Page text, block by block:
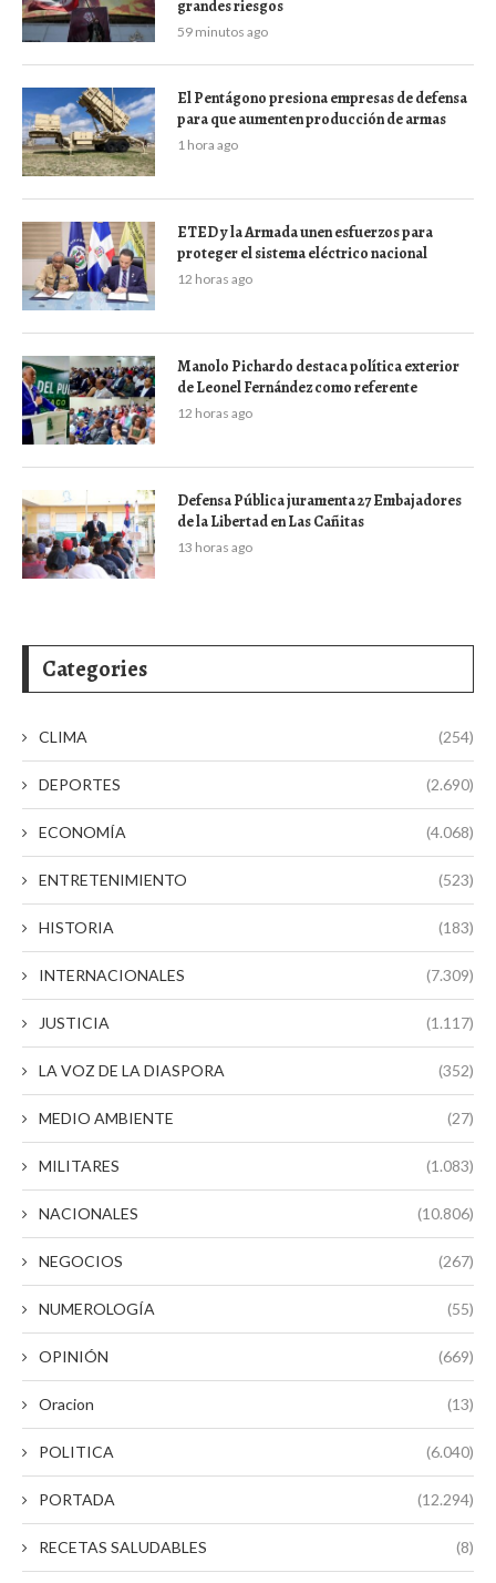
grandes riesgos
59 minutos ago
El Pentágono presiona empresas de defensa
para que aumenten producción de armas
1 hora ago
ETED y la Armada unen esfuerzos para
proteger el sistema eléctrico nacional
12 horas ago
Manolo Pichardo destaca política exterior
de Leonel Fernández como referente
12 horas ago
Defensa Pública juramenta 27 Embajadores
de la Libertad en Las Cañitas
13 horas ago
Categories
CLIMA (254)
DEPORTES (2.690)
ECONOMÍA (4.068)
ENTRETENIMIENTO (523)
HISTORIA (183)
INTERNACIONALES (7.309)
JUSTICIA (1.117)
LA VOZ DE LA DIASPORA (352)
MEDIO AMBIENTE (27)
MILITARES (1.083)
NACIONALES (10.806)
NEGOCIOS (267)
NUMEROLOGÍA (55)
OPINIÓN (669)
Oracion (13)
POLITICA (6.040)
PORTADA (12.294)
RECETAS SALUDABLES (8)